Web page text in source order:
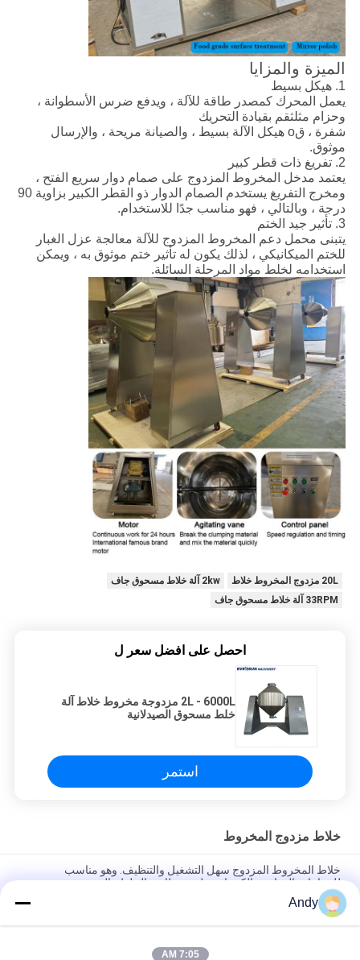
الميزة والمزايا
1. هيكل بسيط
يعمل المحرك كمصدر طاقة للآلة ، ويدفع ضرس الأسطوانة ،
وحزام مثلثقم بقيادة التحريك
شفرة ، قo هيكل الآلة بسيط ، والصيانة مريحة ، و
الإرسال
موثوق.
2. تفريغ ذات قطر كبير
يعتمد مدخل المخروط المزدوج على صمام دوار سريع الفتح ،
ومخرج التفريغ يستخدم الصمام الدوار ذو القطر الكبير بزاوية 90
درجة ، وبالتالي ، فهو مناسب جدًا للاستخدام.
3. تأثير جيد الختم
يتبنى محمل دعم المخروط المزدوج للآلة معالجة عزل الغبار
للختم الميكانيكي ، لذلك يكون له تأثير ختم موثوق به ، ويمكن
استخدامه لخلط مواد المرحلة السائلة.
20L مزدوج المخروط خلاط
2kw آلة خلاط مسحوق جاف
33RPM آلة خلاط مسحوق جاف
احصل على افضل سعر ل
2L - 6000L مزدوجة مخروط خلاط آلة
خلط مسحوق الصيدلانية
استمر
خلاط مزدوج المخروط
خلاط المخروط المزدوج سهل التشغيل والتنظيف. وهو مناسب
للصناعات الغذائية والكيميائية ولديه وظائف الخلط والمزج.
خلاط مخروطي مزدوج من الفولاذ المقاوم للصدأ مع سرعة قابلة
للتعديل وسعة 100-1500 لتر لخلط المساحيق والحبيبات
Andy
7:05 AM